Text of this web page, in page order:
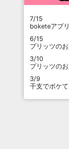
7/15
boketeアプ
6/15
プリッツの
3/10
プリッツの
3/9
干支でボケ